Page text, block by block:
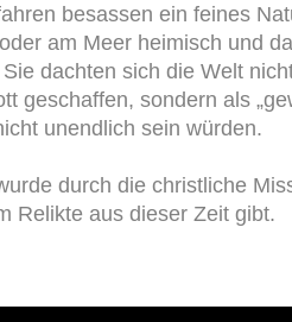
besassen ein feines
am Meer heimisch und
dachten sich die Welt
geschaffen, sondern als
unendlich sein würden.
durch die christliche
Relikte aus dieser Zeit gibt.